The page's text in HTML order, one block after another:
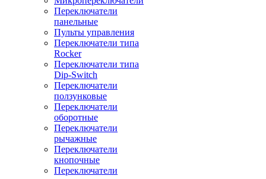
Переключатели
панельные
Пульты управления
Переключатели типа
Rocker
Переключатели типа
Dip-Switch
Переключатели
ползунковые
Переключатели
оборотные
Переключатели
рычажные
Переключатели
кнопочные
Переключатели